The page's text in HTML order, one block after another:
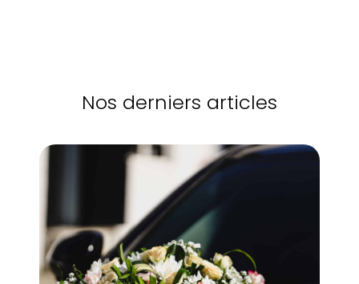
Nos derniers articles